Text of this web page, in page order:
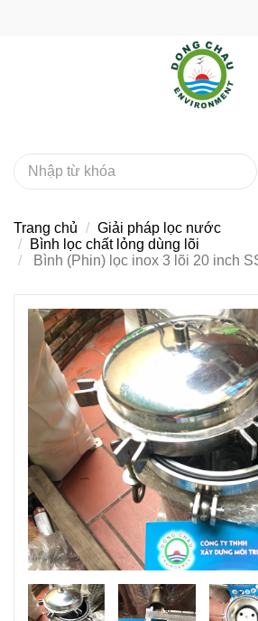
Trang chủ
Giải pháp lọc nước
Bình lọc chất lỏng dùng lõi
Bình (Phin) lọc inox 3 lõi 20 inch